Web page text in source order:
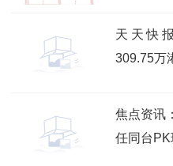
天天快
309.75万
焦点资讯
任同台